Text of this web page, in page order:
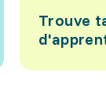
Trouve